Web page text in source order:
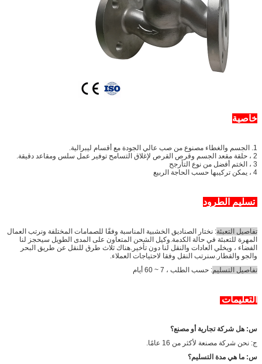
خاصية
1. الجسم والغطاء مصنوع من صب عالي الجودة مع أقسام ليبرالية.
2 ، حلقة مقعد الجسم وقرص القرص لإغلاق التسامح توفير عمل سلس ومقاعد دقيقة.
3 ، الختم أفضل من نوع التأرجح
4 ، يمكن تركيبها حسب الحاجة الربيع
تسليم الطرود
تفاصيل التعبئة: نختار الصناديق الخشبية المناسبة وفقًا للصمامات المختلفة ونرتب العمال
المهرة للتعبئة في حالة الكدمة.وكيل الشحن المتعاون على المدى الطويل سيحجز لنا
الفضاء ، ويخلي العادات والنقل لنا دون تأخير.هناك ثلاث طرق للنقل عن طريق البحر
والجو والقطار.سنرتب النقل وفقا لاحتياجات العملاء.
تفاصيل التسليم: حسب الطلب ، 7 ~ 60 أيام
التعليمات
س: هل شركة تجارية أو مصنع؟
ج: نحن شركة مصنعة لأكثر من 16 عامًا.
س: ما هي مدة التسليم؟